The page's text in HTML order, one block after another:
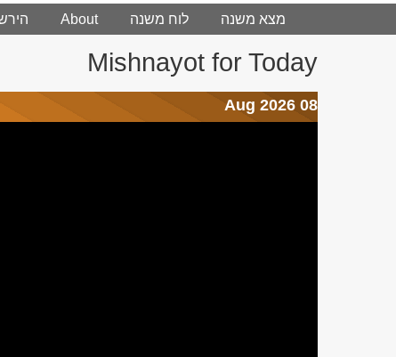
Main menu
מצא משנה לוח משנה About
Mishnayot for Today
08 Aug 2026